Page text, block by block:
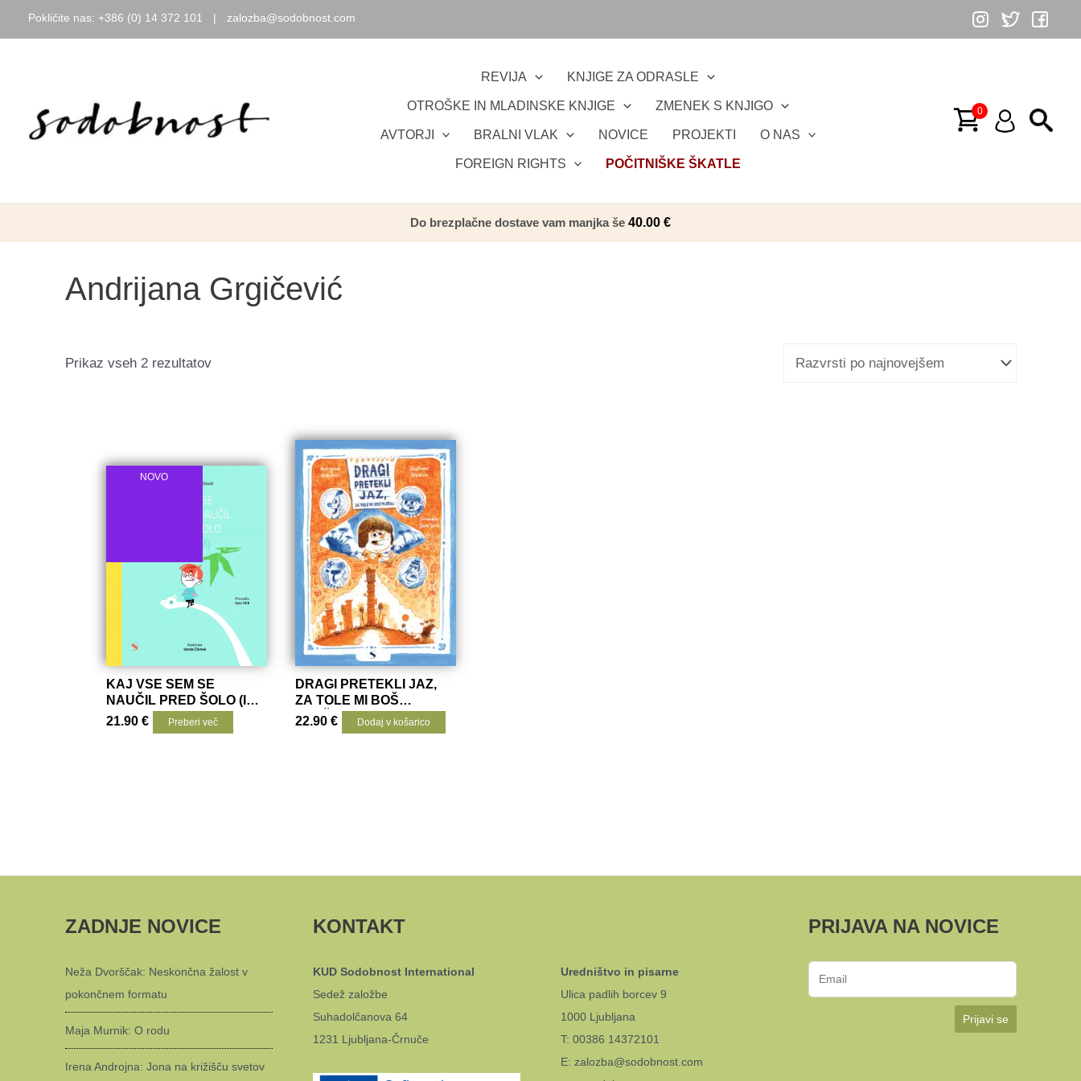
Pokličite nas: +386 (0) 14 372 101 | zalozba@sodobnost.com
REVIJA KNJIGE ZA ODRASLE
OTROŠKE IN MLADINSKE KNJIGE ZMENEK S KNJIGO
AVTORJI BRALNI VLAK NOVICE PROJEKTI O NAS
FOREIGN RIGHTS POČITNIŠKE ŠKATLE
Do brezplačne dostave vam manjka še 40.00 €
Andrijana Grgičević
Prikaz vseh 2 rezultatovRazvrščeno
NOVO
KAJ VSE SEM SE
NAUČIL PRED ŠOLO (IN
TO SAM)
21.90€ Preberi več
DRAGI PRETEKLI JAZ,
ZA TOLE MI BOŠ
PLAČAL!
22.90€ Dodaj v košarico
ZADNJE NOVICE
Neža Dvorščak: Neskončna žalost v
pokončnem formatu
Maja Murnik: O rodu
Irena Androjna: Jona na križišču svetov
KONTAKT
KUD Sodobnost International
Sedež založbe
Suhadolčanova 64
1231 Ljubljana-Črnuče
Uredništvo in pisarne
Ulica padlih borcev 9
1000 Ljubljana
T: 00386 14372101
E: zalozba@sodobnost.com
PRIJAVA NA NOVICE
Prijavi se